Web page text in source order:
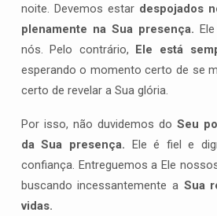
noite. Devemos estar despojados
plenamente na Sua presença.
nós. Pelo contrário, Ele está
esperando o momento certo de se
certo de revelar a Sua glória.
Por isso, não duvidemos do Seu
da Sua presença. Ele é fiel e
confiança. Entreguemos a Ele
buscando incessantemente a Sua
vidas.